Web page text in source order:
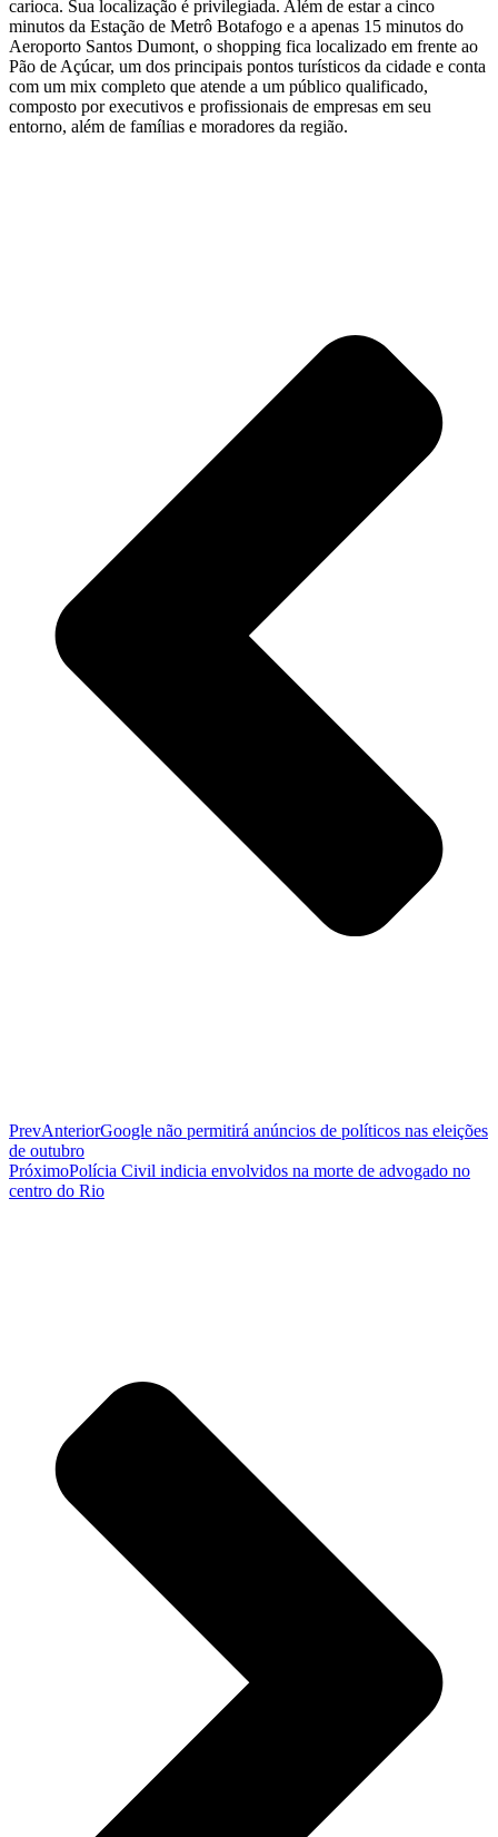
carioca. Sua localização é privilegiada. Além de estar a cinco
minutos da Estação de Metrô Botafogo e a apenas 15 minutos do
Aeroporto Santos Dumont, o shopping fica localizado em frente ao
Pão de Açúcar, um dos principais pontos turísticos da cidade e conta
com um mix completo que atende a um público qualificado,
composto por executivos e profissionais de empresas em seu
entorno, além de famílias e moradores da região.
PrevAnteriorGoogle não permitirá anúncios de políticos nas eleições
de outubro
PróximoPolícia Civil indicia envolvidos na morte de advogado no
centro do Rio